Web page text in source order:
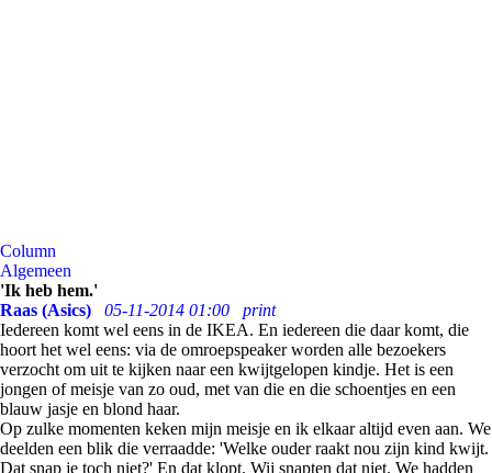
Column
Algemeen
'Ik heb hem.'
Raas (Asics)
05-11-2014 01:00
print
Iedereen komt wel eens in de IKEA. En iedereen die daar komt, die
hoort het wel eens: via de omroepspeaker worden alle bezoekers
verzocht om uit te kijken naar een kwijtgelopen kindje. Het is een
jongen of meisje van zo oud, met van die en die schoentjes en een
blauw jasje en blond haar.
Op zulke momenten keken mijn meisje en ik elkaar altijd even aan. We
deelden een blik die verraadde: 'Welke ouder raakt nou zijn kind kwijt.
Dat snap je toch niet?' En dat klopt. Wij snapten dat niet. We hadden